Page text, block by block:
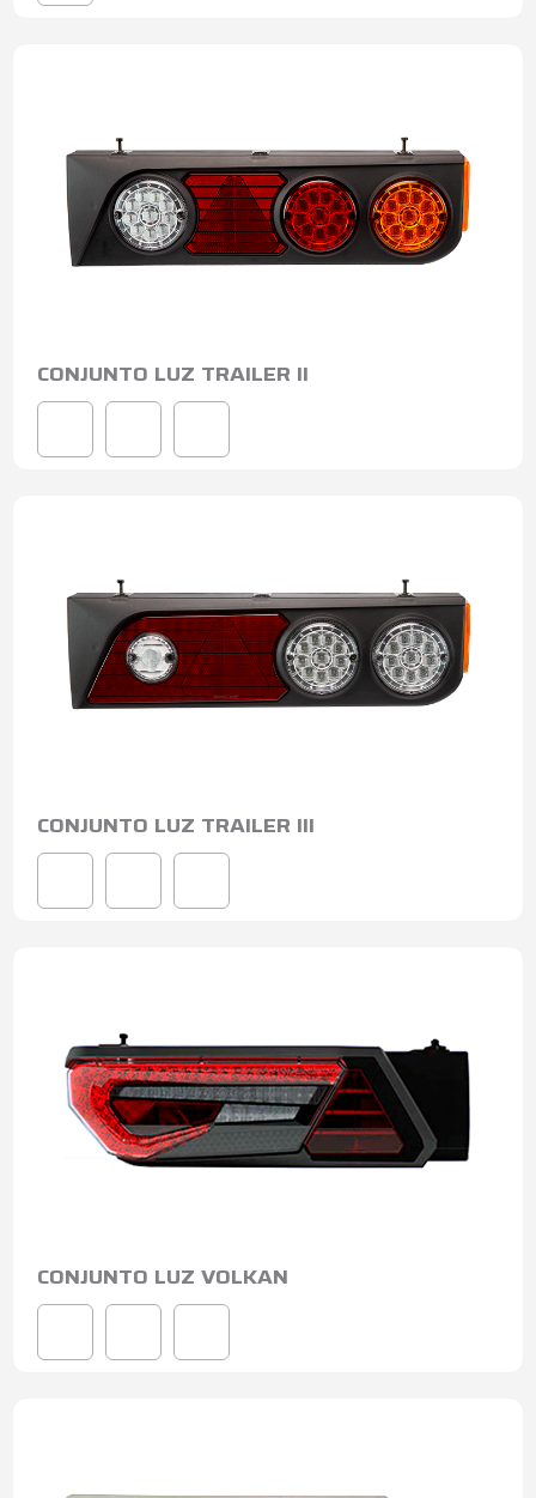
CONJUNTO LUZ TRAILER II
CONJUNTO LUZ TRAILER III
CONJUNTO LUZ VOLKAN